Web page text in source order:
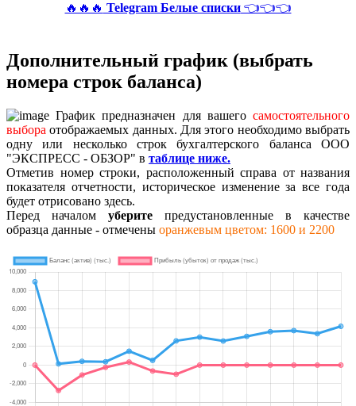
🔥🔥🔥 Telegram Белые списки👈👈👈
Дополнительный график (выбрать
номера строк баланса)
График предназначен для вашего самостоятельного
выбора отображаемых данных. Для этого необходимо выбрать
одну или несколько строк бухгалтерского баланса ООО
"ЭКСПРЕСС - ОБЗОР" в таблице ниже.
Отметив номер строки, расположенный справа от названия
показателя отчетности, историческое изменение за все года
будет отрисовано здесь.
Перед началом уберите предустановленные в качестве
образца данные - отмечены оранжевым цветом: 1600 и 2200